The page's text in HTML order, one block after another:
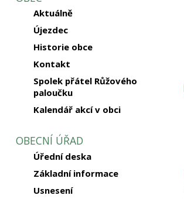
Aktuálně
Újezdec
Historie obce
Kontakt
Spolek přátel Růžového
paloučku
Kalendář akcí v obci
OBECNÍ ÚŘAD
Úřední deska
Základní informace
Usnesení